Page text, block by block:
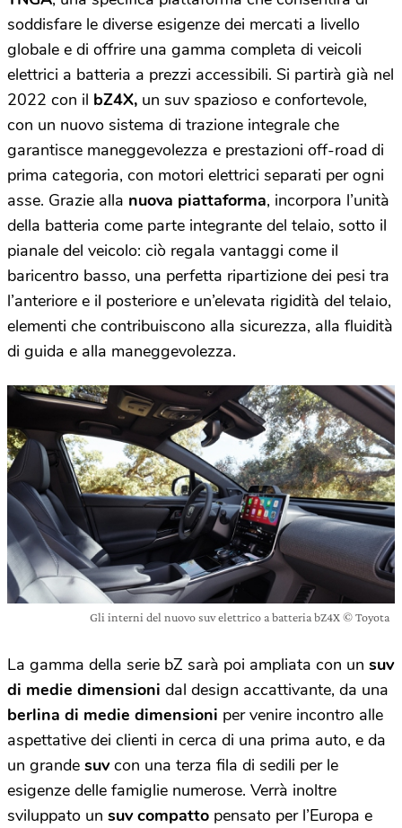
soddisfare le diverse esigenze dei mercati a livello
globale e di offrire una gamma completa di veicoli
elettrici a batteria a prezzi accessibili. Si partirà già nel
2022 con il bZ4X, un suv spazioso e confortevole,
con un nuovo sistema di trazione integrale che
garantisce maneggevolezza e prestazioni off-road di
prima categoria, con motori elettrici separati per ogni
asse. Grazie alla nuova piattaforma, incorpora l’unità
della batteria come parte integrante del telaio, sotto il
pianale del veicolo: ciò regala vantaggi come il
baricentro basso, una perfetta ripartizione dei pesi tra
l’anteriore e il posteriore e un’elevata rigidità del telaio,
elementi che contribuiscono alla sicurezza, alla fluidità
di guida e alla maneggevolezza.
Gli interni del nuovo suv elettrico a batteria bZ4X © Toyota
La gamma della serie bZ sarà poi ampliata con un suv
di medie dimensioni dal design accattivante, da una
berlina di medie dimensioni per venire incontro alle
aspettative dei clienti in cerca di una prima auto, e da
un grande suvcon una terza fila di sedili per le
esigenze delle famiglie numerose. Verrà inoltre
sviluppato un suv compatto pensato per l’Europa e